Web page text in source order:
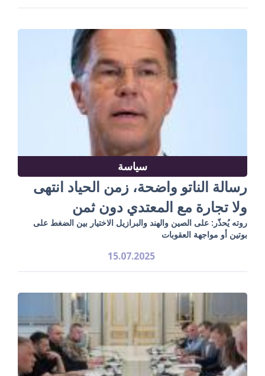
سياسة
رسالة الناتو واضحة، زمن الحياد انتهى
ولا تجارة مع المعتدي دون ثمن
روته يُحذّر: على الصين والهند والبرازيل الاختيار بين الضغط على
بوتين أو مواجهة العقوبات
15.07.2025